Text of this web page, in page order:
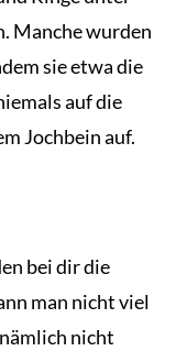
Manche wurden
sie etwa die
auf die
Jochbein auf.
bei dir die
man nicht viel
nicht